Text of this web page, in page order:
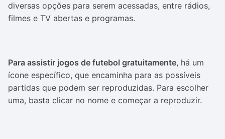
diversas opções para serem acessadas, entre rádios,
filmes e TV abertas e programas.
Para assistir jogos de futebol gratuitamente, há um
ícone específico, que encaminha para as possíveis
partidas que podem ser reproduzidas. Para escolher
uma, basta clicar no nome e começar a reproduzir.